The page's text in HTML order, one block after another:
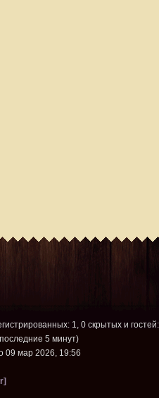
1, 0 скрытых и гостей:
5 минут)
09 мар 2026, 19:56